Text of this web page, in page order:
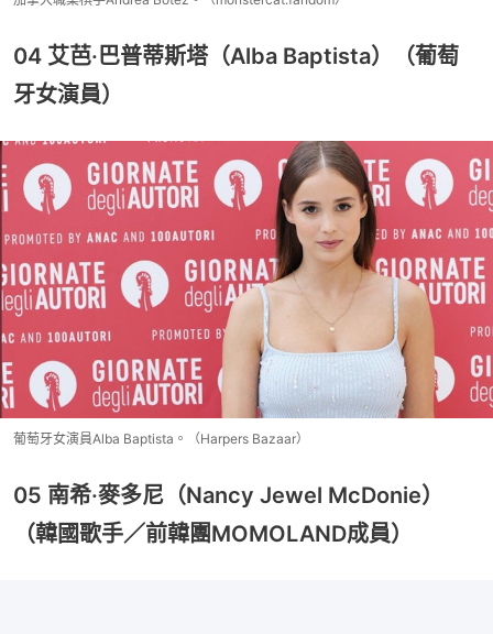
04 艾芭·巴普蒂斯塔（Alba Baptista）（葡萄
牙女演員）
葡萄牙女演員Alba Baptista。（Harpers Bazaar）
05 南希·麥多尼（Nancy Jewel McDonie）
（韓國歌手／前韓團MOMOLAND成員）